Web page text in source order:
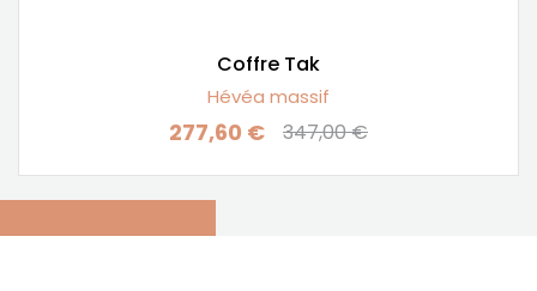
Coffre Tak
Hévéa massif
Prix
277,60 € Prix de base
347,00 €